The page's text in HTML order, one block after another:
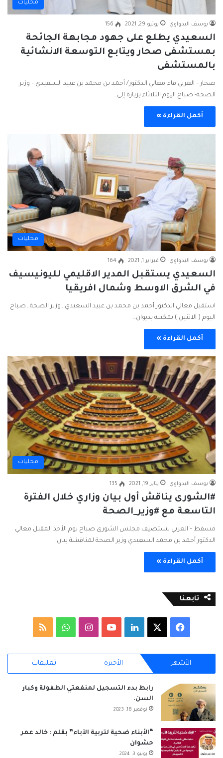
محليات
يوسف البدواوي يونيو 29, 2021 156
السعيدي يطلع على جهود مجابهة الجائحة
بمستشفى صحار ويتابع التوسعة الانشائية
بالمستشفى
صحار – العربي قام معالي الدكتور/ أحمد بن محمد بن عبيد السعيدي – وزير
الصحة- صباح اليوم الثلاثاء بزيارة إلى…
أكمل القراءة »
محليات
يوسف البدواوي فبراير 1, 2021 164
السعيدي يستقبل المدير الاقليمي لليونيسيف
في الشرق الاوسط وشمال افريقيا
استقبل معالي الدكتور أحمد بن محمد بن عبيد السعيدي ـ وزير الصحة ـ صباح
اليوم ( الاثنين ) بمكتبه بديوان…
أكمل القراءة »
محليات
يوسف البدواوي يناير 19, 2021 135
#الشورى يناقش أول بيان وزاري خلال الفترة
التاسعة مع #وزير_الصحة
مسقط – العربي يستضيف مجلس الشورى صباح يوم الأحد المقبل معالي
الدكتور أحمد بن محمد السعيدي وزير الصحة لمناقشة بيان…
أكمل القراءة »
تابعنا
س
ب
و
ك
ك
د
ن
o
u ت س
خ
ص
الأشهر الأخيرة تعليقات
رابط بدء التسجيل لمنفعتي الطفولة وكبار
السن.
نوفمبر 18, 2023
“الأبناء ضحية لتربية الآباء” بقلم : خالد عمر
حشوان
يونيو 3, 2024